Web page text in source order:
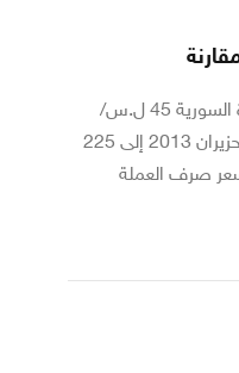
حين اندلاع الأزمة السورية، كان سعر صرف الليرة السورية 45 ل.س/
دولار. ارتفع هذا السعر خلال الأسبوع الثالث من حزيران 2013 إلى 225
سعر صرف العملة